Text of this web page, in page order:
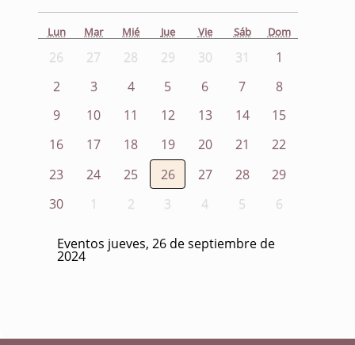
Lun Mar Mié Jue Vie Sáb Dom
26 27 28 29 30 31
1
2
3 4 5 6 7
8
9
10 11 12 13 14
15
16
17 18 19 20 21
22
23
24 25 26 27 28
29
30
1 2 3 4 5 6
Eventos jueves, 26 de septiembre de
2024